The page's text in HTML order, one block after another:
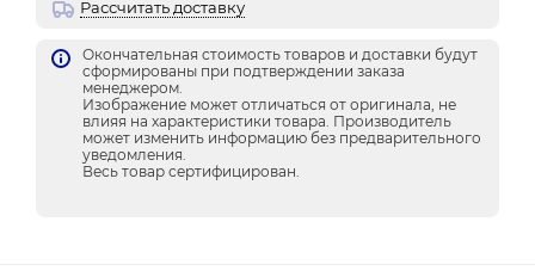
Рассчитать доставку
Окончательная стоимость товаров и доставки будут
сформированы при подтверждении заказа
менеджером.
Изображение может отличаться от оригинала, не
влияя на характеристики товара. Производитель
может изменить информацию без предварительного
уведомления.
Весь товар сертифицирован.